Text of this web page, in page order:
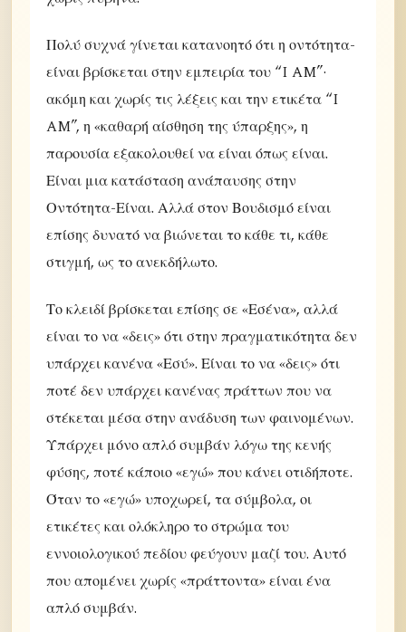
Πολύ συχνά γίνεται κατανοητό ότι η οντότητα-
είναι βρίσκεται στην εμπειρία του “I AM”·
ακόμη και χωρίς τις λέξεις και την ετικέτα “I
AM”, η «καθαρή αίσθηση της ύπαρξης», η
παρουσία εξακολουθεί να είναι όπως είναι.
Είναι μια κατάσταση ανάπαυσης στην
Οντότητα-Είναι. Αλλά στον Βουδισμό είναι
επίσης δυνατό να βιώνεται το κάθε τι, κάθε
στιγμή, ως το ανεκδήλωτο.
Το κλειδί βρίσκεται επίσης σε «Εσένα», αλλά
είναι το να «δεις» ότι στην πραγματικότητα δεν
υπάρχει κανένα «Εσύ». Είναι το να «δεις» ότι
ποτέ δεν υπάρχει κανένας πράττων που να
στέκεται μέσα στην ανάδυση των φαινομένων.
Υπάρχει μόνο απλό συμβάν λόγω της κενής
φύσης, ποτέ κάποιο «εγώ» που κάνει οτιδήποτε.
Όταν το «εγώ» υποχωρεί, τα σύμβολα, οι
ετικέτες και ολόκληρο το στρώμα του
εννοιολογικού πεδίου φεύγουν μαζί του. Αυτό
που απομένει χωρίς «πράττοντα» είναι ένα
απλό συμβάν.